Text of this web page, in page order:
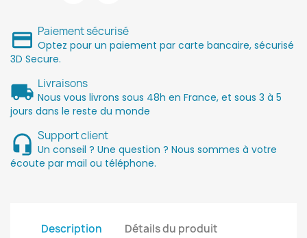
Paiement sécurisé
Optez pour un paiement par carte bancaire, sécurisé
3D Secure.
Livraisons
Nous vous livrons sous 48h en France, et sous 3 à 5
jours dans le reste du monde
Support client
Un conseil ? Une question ? Nous sommes à votre
écoute par mail ou téléphone.
Description Détails du produit